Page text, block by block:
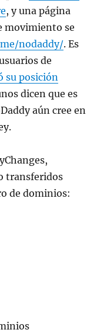
, y una página
movimiento se
nodaddy/. Es
de
su posición
dicen que es
aún cree en
transferidos
de dominios: